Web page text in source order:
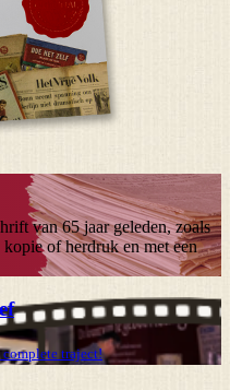
van65 jaargeleden, zoals
of herdruk en met een
traject!